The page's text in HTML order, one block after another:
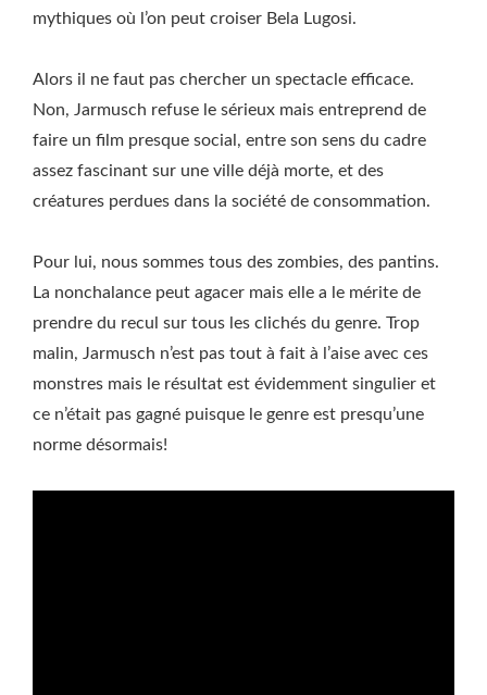
mythiques où l’on peut croiser Bela Lugosi.
Alors il ne faut pas chercher un spectacle efficace.
Non, Jarmusch refuse le sérieux mais entreprend de
faire un film presque social, entre son sens du cadre
assez fascinant sur une ville déjà morte, et des
créatures perdues dans la société de consommation.
Pour lui, nous sommes tous des zombies, des pantins.
La nonchalance peut agacer mais elle a le mérite de
prendre du recul sur tous les clichés du genre. Trop
malin, Jarmusch n’est pas tout à fait à l’aise avec ces
monstres mais le résultat est évidemment singulier et
ce n’était pas gagné puisque le genre est presqu’une
norme désormais!